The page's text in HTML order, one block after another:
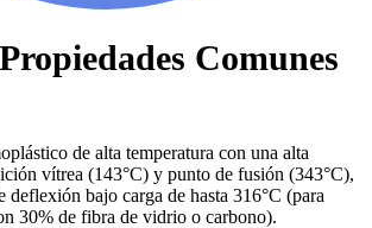
Comunes
de alta temperatura con una alta
vítrea (143°C) y punto de fusión (343°C),
deflexión bajo carga de hasta 316°C (para
30% de fibra de vidrio o carbono).